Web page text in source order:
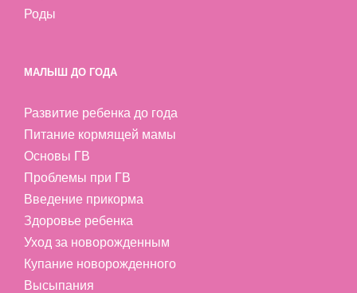
Роды
МАЛЫШ ДО ГОДА
Развитие ребенка до года
Питание кормящей мамы
Основы ГВ
Проблемы при ГВ
Введение прикорма
Здоровье ребенка
Уход за новорожденным
Купание новорожденного
Высыпания